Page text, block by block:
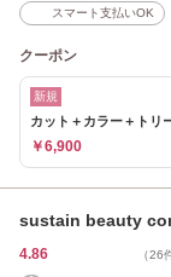
スマート支払いOK
クーポン
新規
カット＋カラー＋トリ
￥6,900
sustain beauty
4.86 （26